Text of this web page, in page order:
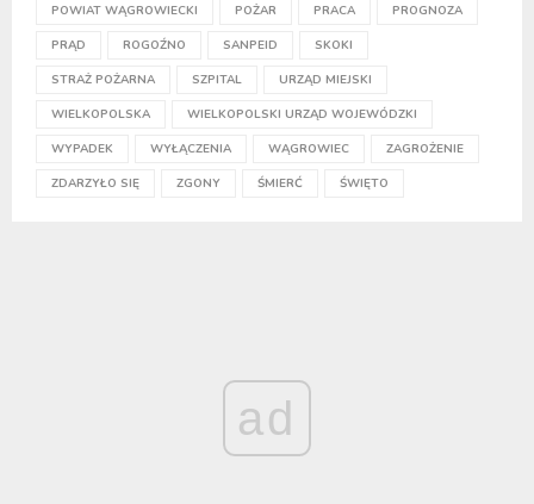
POWIAT WĄGROWIECKI POŻAR PRACA PROGNOZA
PRĄD ROGOŹNO SANPEID SKOKI
STRAŻ POŻARNA SZPITAL URZĄD MIEJSKI
WIELKOPOLSKA WIELKOPOLSKI URZĄD WOJEWÓDZKI
WYPADEK WYŁĄCZENIA WĄGROWIEC ZAGROŻENIE
ZDARZYŁO SIĘ ZGONY ŚMIERĆ ŚWIĘTO
ad